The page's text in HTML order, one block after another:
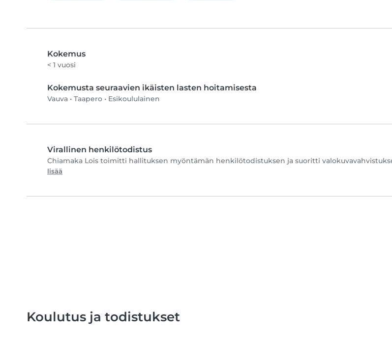
Kokemus
< 1 vuosi
Kokemusta seuraavien ikäisten lasten hoitamisesta
Vauva • Taapero • Esikoululainen
Virallinen henkilötodistus
Chiamaka Lois toimitti hallituksen myöntämän henkilötodistuksen ja suoritti
lisää
Koulutus ja todistukset